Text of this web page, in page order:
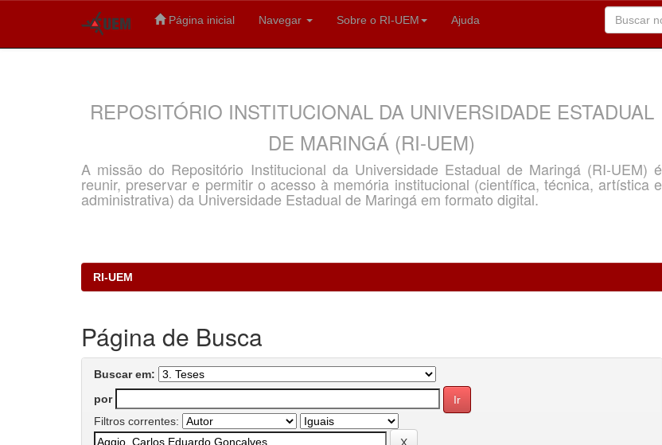
Página inicial Navegar Sobre o RI-UEM Ajuda
REPOSITÓRIO INSTITUCIONAL DA UNIVERSIDADE ESTADUAL
DE MARINGÁ (RI-UEM)
A missão do Repositório Institucional da Universidade Estadual de Maringá (RI-UEM) é
reunir, preservar e permitir o acesso à memória institucional (científica, técnica, artística e
administrativa) da Universidade Estadual de Maringá em formato digital.
RI-UEM
Página de Busca
Buscar em:
por
Filtros correntes: